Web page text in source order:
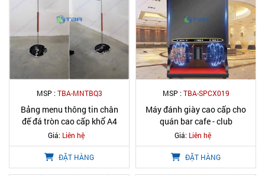
MSP :TBA-MNTBQ3
Bảng menu thông tin chân
đế đá tròn cao cấp khổ A4
Giá: Liên hệ
ĐẶT HÀNG
MSP :TBA-SPCX019
Máy đánh giày cao cấp cho
quán bar cafe - club
Giá: Liên hệ
ĐẶT HÀNG